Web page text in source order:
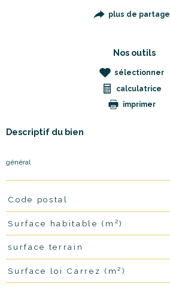
plus de partage
Nos outils
sélectionner
calculatrice
imprimer
Descriptif du bien
général
TRAD_PAMPERO_Caracteristique
Code postal
Surface habitable (m²)
surface terrain
Surface loi Carrez (m²)